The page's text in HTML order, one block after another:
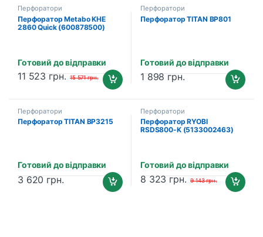
Перфоратори
Перфоратор Metabo KHE
2860 Quick (600878500)
Готовий до відправки
11 523 грн. 15 571грн.
Перфоратори
Перфоратор TITAN BP801
Готовий до відправки
1 898 грн.
Перфоратори
Перфоратор TITAN BP3215
Готовий до відправки
3 620 грн.
Перфоратори
Перфоратор RYOBI
RSDS800-K (5133002463)
Готовий до відправки
8 323 грн. 9 143грн.